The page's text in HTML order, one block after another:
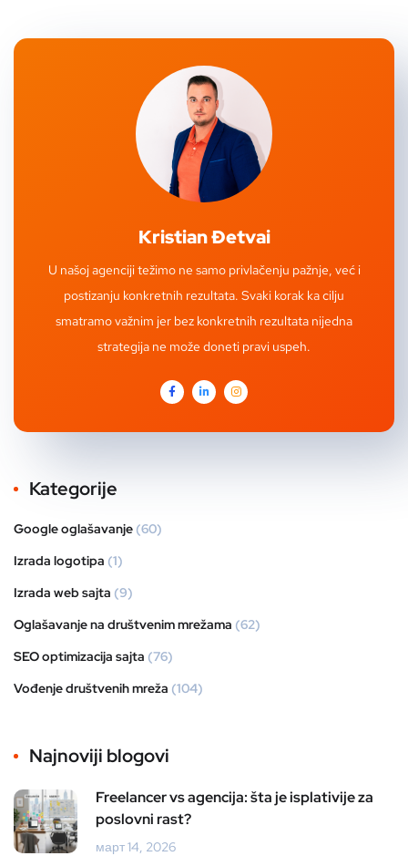
Kristian Đetvai
U našoj agenciji težimo ne samo privlačenju pažnje, već i
postizanju konkretnih rezultata. Svaki korak ka cilju
smatramo važnim jer bez konkretnih rezultata nijedna
strategija ne može doneti pravi uspeh.
Kategorije
Google oglašavanje (60)
Izrada logotipa (1)
Izrada web sajta (9)
Oglašavanje na društvenim mrežama (62)
SEO optimizacija sajta (76)
Vođenje društvenih mreža (104)
Najnoviji blogovi
Freelancer vs agencija: šta je isplativije za
poslovni rast?
март 14, 2026